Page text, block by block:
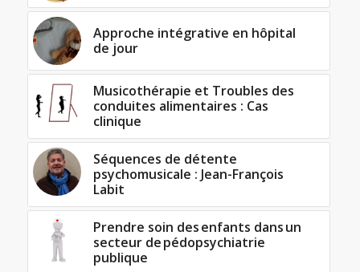
Approche intégrative en hôpital
de jour
Musicothérapie et Troubles des
conduites alimentaires : Cas
clinique
Séquences de détente
psychomusicale : Jean-François
Labit
Prendre soin des enfants dans un
secteur de pédopsychiatrie
publique